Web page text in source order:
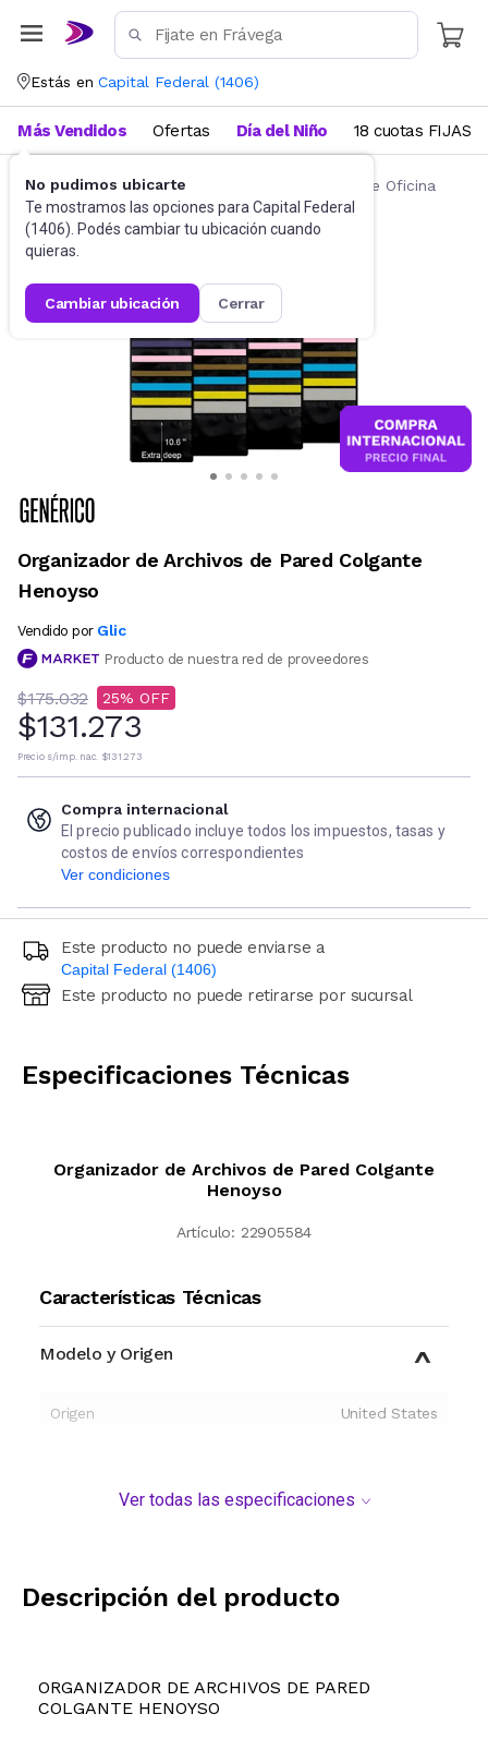
Estás en Capital Federal (1406)
No pudimos ubicarte
Te mostramos las opciones para Capital Federal
(1406). Podés cambiar tu ubicación cuando
quieras.
cambiar ubicación cerrar
Más Vendidos Ofertas Día del Niño 18 cuotas FIJAS
Artículos de Librería y Papelería Artículos de Oficina
Organizador de Archivos de Pared Colgante
Henoyso
Vendido por Glic
Producto de nuestra red de proveedores
$175.032 25
$131.273
Precio s/imp. nac. $131.273
Compra internacional
El precio publicado incluye todos los impuestos, tasas y
costos de envíos correspondientes
Ver condiciones
Este producto no puede enviarse a
Capital Federal (1406)
Ingresá código postal (sólo números)
Este producto no puede retirarse por sucursal
Especificaciones Técnicas
Organizador de Archivos de Pared Colgante
Henoyso
Artículo: 22905584
Características Técnicas
Modelo y Origen
Origen United States
Ver todas las especificaciones
Descripción del producto
ORGANIZADOR DE ARCHIVOS DE PARED
COLGANTE HENOYSO